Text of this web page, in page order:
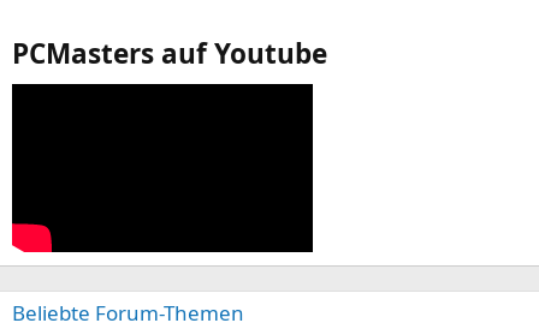
PCMasters auf Youtube
Beliebte Forum-Themen